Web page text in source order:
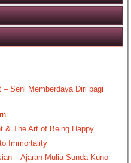
– Seni Memberdaya Diri bagi
& The Art of Being Happy
Immortality
– Ajaran Mulia Sunda Kuno